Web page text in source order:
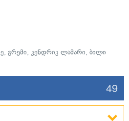
, გრემი, კენდრიკ ლამარი, ბილი
49